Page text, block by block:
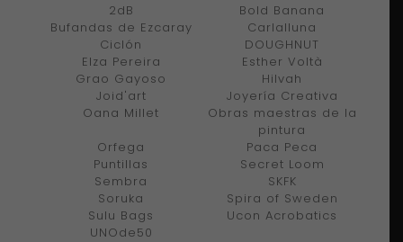
2dB
Bold Banana
Bufandas de Ezcaray
Carlalluna
Ciclón
DOUGHNUT
Elza Pereira
Esther Voltà
Grao Gayoso
Hilvah
Joid'art
Joyería Creativa
Oana Millet
Obras maestras de la
pintura
Orfega
Paca Peca
Puntillas
Secret Loom
Sembra
SKFK
Soruka
Spira of Sweden
Sulu Bags
Ucon Acrobatics
UNOde50